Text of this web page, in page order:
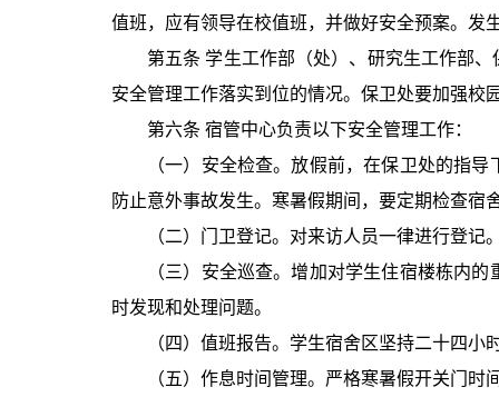
值班，应有领导在校值班，并做好安全预案。发
第五条 学生工作部（处）、研究生工作部
安全管理工作落实到位的情况。保卫处要加强
第六条 宿管中心负责以下安全管理工作：
（一）安全检查。放假前，在保卫处的指
防止意外事故发生。寒暑假期间，要定期检查宿
（二）门卫登记。对来访人员一律进行登
（三）安全巡查。增加对学生住宿楼栋内
时发现和处理问题。
（四）值班报告。学生宿舍区坚持二十四
（五）作息时间管理。严格寒暑假开关门